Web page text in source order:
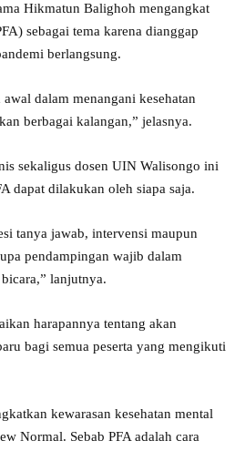
Hikmatun Balighoh mengangkat
sebagai tema karena dianggap
berlangsung.
dalam menangani kesehatan
berbagai kalangan,” jelasnya.
sekaligus dosen UIN Walisongo ini
dapat dilakukan oleh siapa saja.
tanya jawab, intervensi maupun
pendampingan wajib dalam
lanjutnya.
harapannya tentang akan
bagi semua peserta yang mengikuti
kewarasan kesehatan mental
Normal. Sebab PFA adalah cara